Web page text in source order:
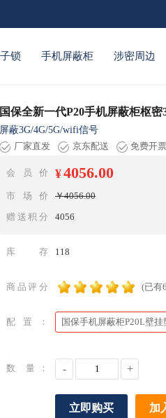
锁 手机屏蔽柜 涉密周边
国保全新一代P20手机屏蔽柜枢密
屏蔽3G/4G/5G/wifi信号
厂家直发
京东配送 免费开票
会 员 价 ¥4056.00
市 场 价
￥4056.00
赠送积分
4056
库存 118
商品评分 (已有
配置： 国保手机屏蔽柜P20L壁挂
数 量： - +
立即购买 加